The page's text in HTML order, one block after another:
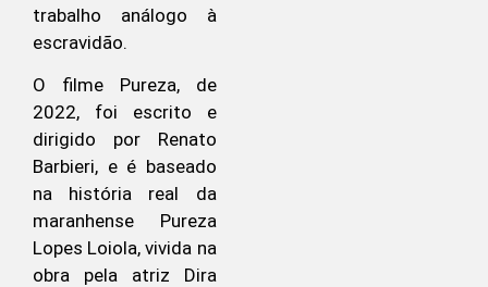
trabalho análogo à
escravidão.
O filme Pureza, de
2022, foi escrito e
dirigido por Renato
Barbieri, e é baseado
na história real da
maranhense Pureza
Lopes Loiola, vivida na
obra pela atriz Dira